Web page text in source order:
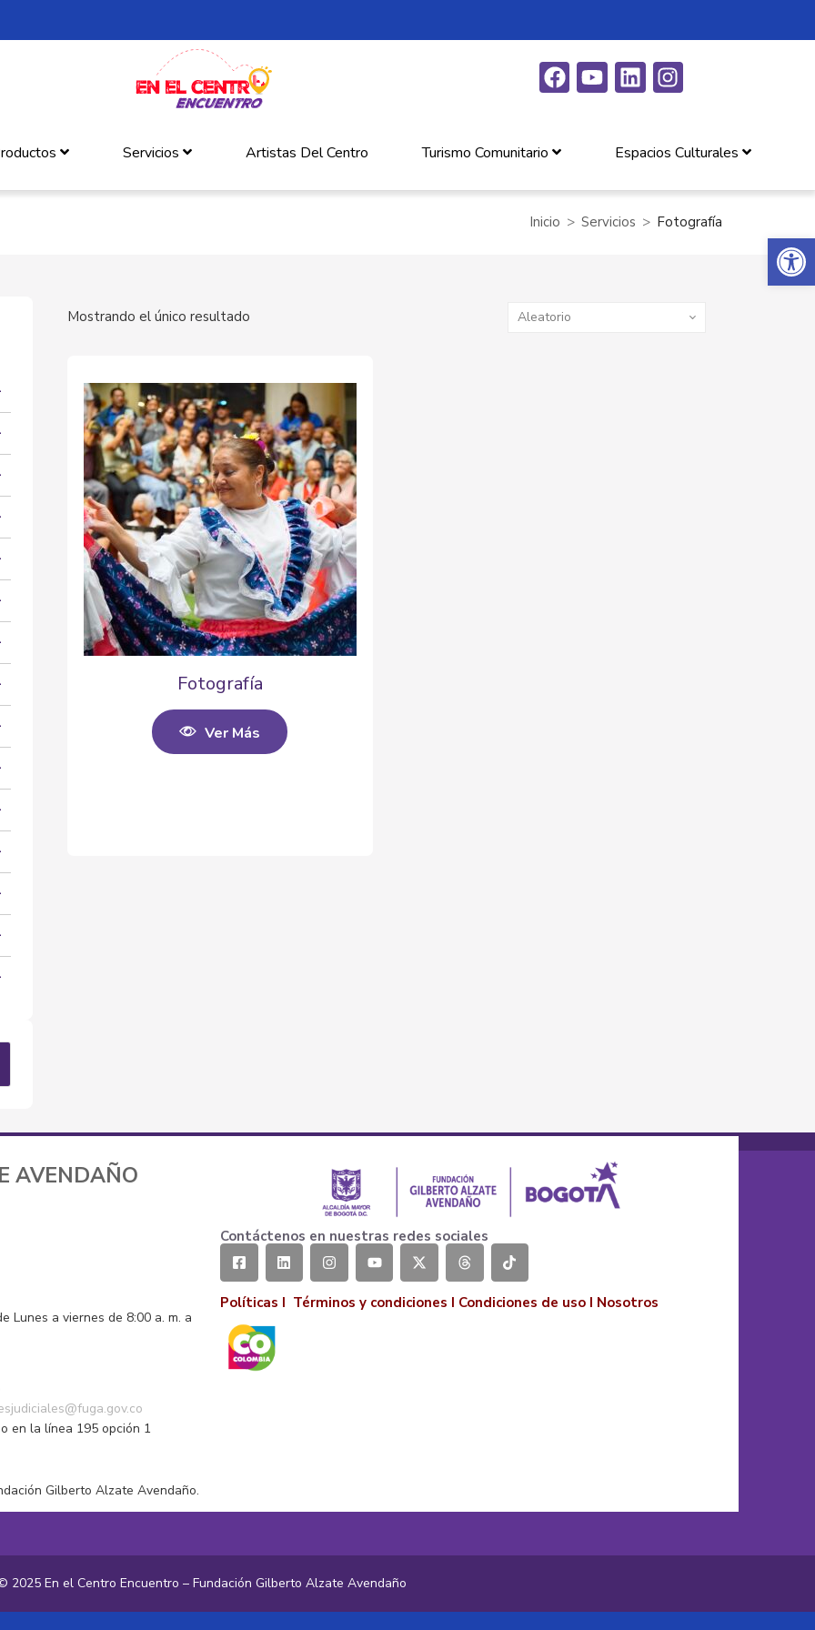
Abrir
Servicios Artistas Del Centro Turismo Comunitario Espacios Culturales
Inicio Servicios Fotografía
Mostrando el único resultado
Fotografía
Ver Más
AVENDAÑO
Lunes a viernes de 8:00 a. m. a
o en la línea 195 opción 1
Gilberto Alzate Avendaño.
Contáctenos en nuestras redes sociales
Políticas I Términos y condiciones I Condiciones de uso I Nosotros
2025 En el Centro Encuentro – Fundación Gilberto Alzate Avendaño